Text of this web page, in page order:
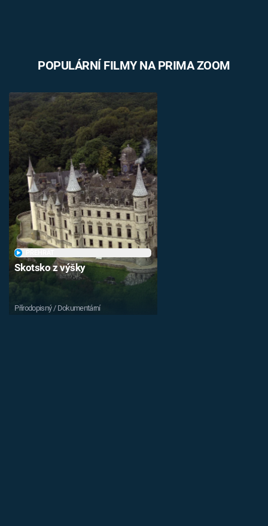
POPULÁRNÍ FILMY NA PRIMA ZOOM
Skotsko z výšky
Přírodopisný / Dokumentární